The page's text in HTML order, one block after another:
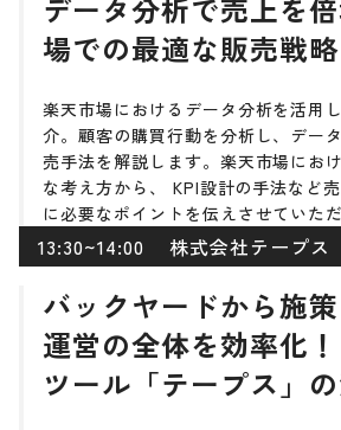
データ分析で売上を
場での最適な販売戦略
楽天市場におけるデータ分析を活用
介。顧客の購買行動を分析し、デー
売手法を解説します。楽天市場にお
な考え方から、 KPI設計の手法など
に必要なポイントを伝えさせていただ
13:30~14:00 株式会社テープス
バックヤードから施
運営の全体を効率化
ツール「テープス」